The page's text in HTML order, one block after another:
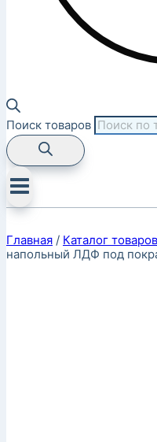
Поиск товаров
Главная / Каталог товаров
напольный ЛДФ под